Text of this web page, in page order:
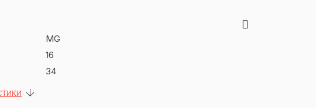
MG
16
34